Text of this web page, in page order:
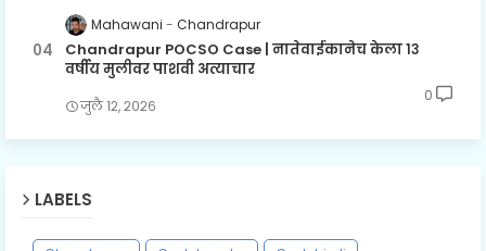
Mahawani Chandrapur
Chandrapur POCSO Case | नातेवाईकानेच केला १३
वर्षीय मुलीवर पाशवी अत्याचार
जुलै १२, २०२६
0
LABELS